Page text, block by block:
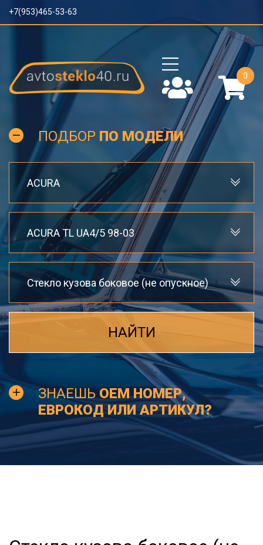
+7(953)465-53-63
0
ПОДБОР ПО МОДЕЛИ
ACURA
ACURA TL UA4/5 98-03
Стекло кузова боковое (не опускное)
НАЙТИ
ЗНАЕШЬ OEM НОМЕР,
ЕВРОКОД ИЛИ АРТИКУЛ?